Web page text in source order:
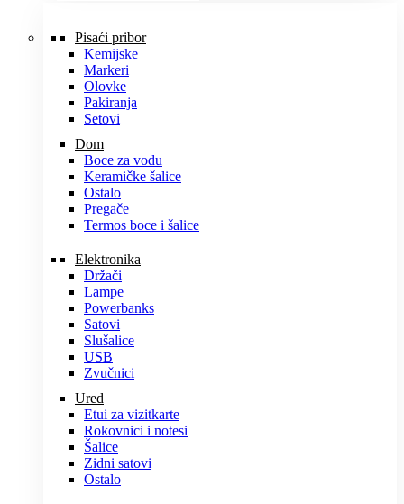
Pisaći pribor
Kemijske
Markeri
Olovke
Pakiranja
Setovi
Dom
Boce za vodu
Keramičke šalice
Ostalo
Pregače
Termos boce i šalice
Elektronika
Držači
Lampe
Powerbanks
Satovi
Slušalice
USB
Zvučnici
Ured
Etui za vizitkarte
Rokovnici i notesi
Šalice
Zidni satovi
Ostalo